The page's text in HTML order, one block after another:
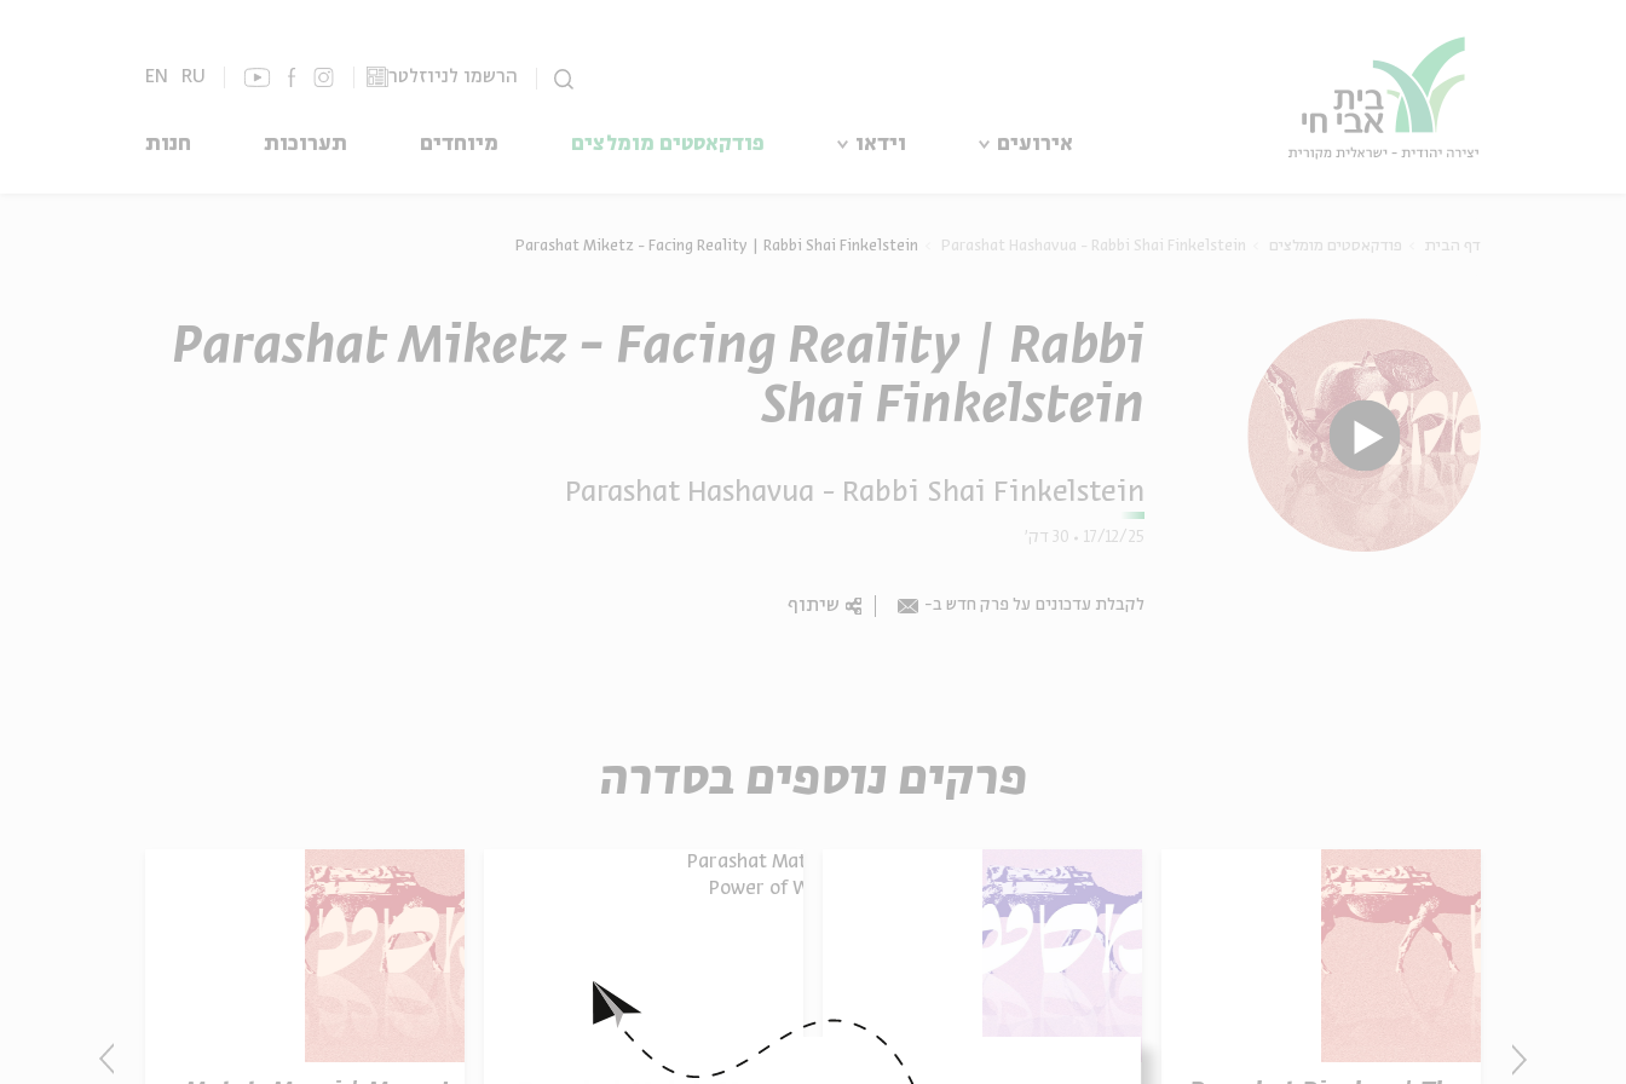
הרשמו לניוזלטר EN RU
אירועים וידאו פודקאסטים מומלצים מיוחדים תערוכות חנות
דף הבית פודקאסטים מומלצים Parashat Hashavua - Rabbi Shai Finkelstein
Parashat Miketz - Facing Reality | Rabbi Shai Finkelstein
Parashat Miketz - Facing Reality | Rabbi
Shai Finkelstein
Parashat Hashavua - Rabbi Shai Finkelstein
17/12/25 30 דק'
לקבלת עדכונים על פרק חדש ב- Email שיתוף
פרקים נוספים בסדרה